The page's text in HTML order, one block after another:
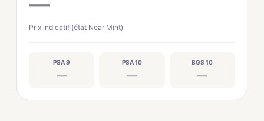
Prix indicatif (état Near Mint)
PSA 9
—
PSA 10
—
BGS 10
—